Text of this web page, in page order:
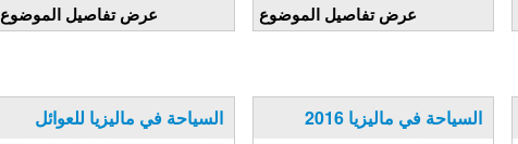
عرض تفاصيل الموضوع عرض تفاصيل الموضوع
السياحة في ماليزيا للعوائل السياحة في ماليزيا 2016